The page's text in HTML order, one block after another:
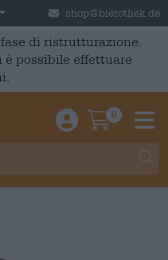
Italia shop@bierothek.de
di ristrutturazione.
è possibile effettuare
Einloggen /
0